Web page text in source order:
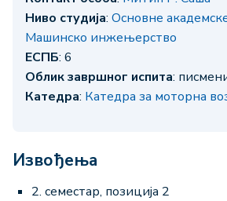
Ниво студија: Основне
Машинско инжењерство
ЕСПБ: 6
Облик завршног испита:
Катедра: Катедра за моторна
Извођења
2. семестар, позиција 2